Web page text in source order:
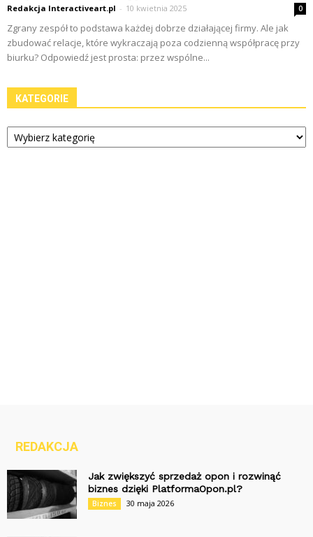
Redakcja Interactiveart.pl - 10 kwietnia 2025 0
Zgrany zespół to podstawa każdej dobrze działającej firmy. Ale jak
zbudować relacje, które wykraczają poza codzienną współpracę przy
biurku? Odpowiedź jest prosta: przez wspólne...
KATEGORIE
Kategorie
REDAKCJA
Jak zwiększyć sprzedaż opon i rozwinąć
biznes dzięki PlatformaOpon.pl?
Biznes 30 maja 2026